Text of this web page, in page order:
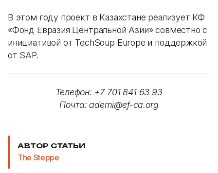
В этом году проект в Казахстане реализует КФ
«Фонд Евразия Центральной Азии» совместно с
инициативой от TechSoup Europe и поддержкой
от SAP.
Телефон: +7 701 841 63 93
Почта: ademi@ef-ca.org
АВТОР СТАТЬИ
The Steppe